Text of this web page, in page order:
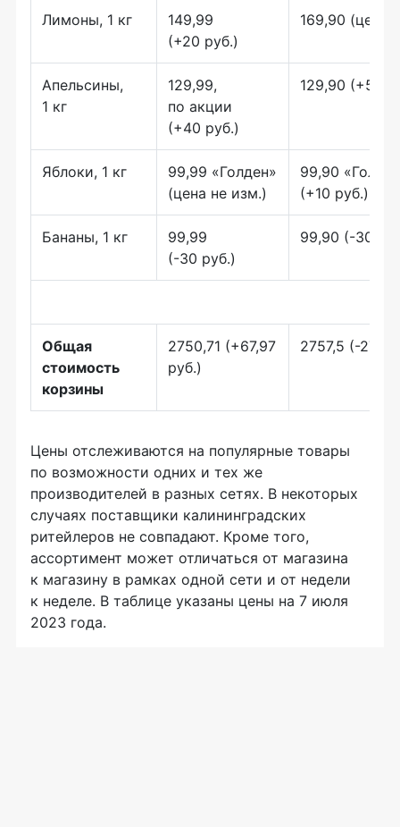
Лимоны, 1 кг
149,99
(+20 руб.)
169,90 (цена
Апельсины,
1 кг
129,99,
по акции
(+40 руб.)
129,90 (+5
Яблоки, 1 кг
99,99 «Голден»
(цена не изм.)
99,90
(+10 руб.)
Бананы, 1 кг
99,99
(-30 руб.)
99,90 (-30
Общая
стоимость
корзины
2750,71 (+67,97
руб.)
2757,5 (-27,9
Цены отслеживаются на популярные товары
по возможности одних и тех же
производителей в разных сетях. В некоторых
случаях поставщики калининградских
ритейлеров не совпадают. Кроме того,
ассортимент может отличаться от магазина
к магазину в рамках одной сети и от недели
к неделе. В таблице указаны цены на 7 июля
2023 года.